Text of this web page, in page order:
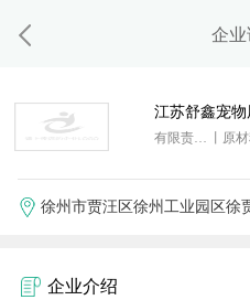
企
江苏舒鑫宠物
有限责任公司
徐州市贾汪区徐州工业园区徐
企业介绍